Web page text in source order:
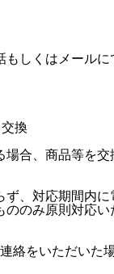
もしくはメールに
換
合、商品等を交
ず、対応期間内
のみ原則対応い
絡をいただいた